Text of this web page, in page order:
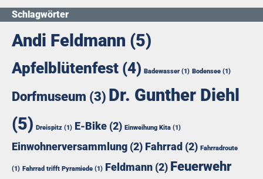
Schlagwörter
Andi Feldmann (5)
Apfelblütenfest (4) Badewasser (1) Bodensee (1)
Dorfmuseum (3) Dr. Gunther Diehl
(5) Dreispitz (1) E-Bike (2) Einweihung Kita (1)
Einwohnerversammlung (2) Fahrrad (2) Fahrradroute
(1) Fahrrad trifft Pyramiede (1) Feldmann (2) Feuerwehr